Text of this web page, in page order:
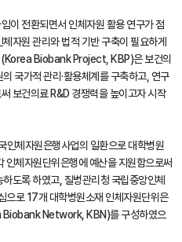
이 전환되면서 인체자원 활용 연구가 점
자원 관리와 법적 기반 구축이 필요하게
Biobank Project, KBP)은 보건의
국가적 관리·활용체계를 구축하고, 연구
보건의료 R&D 경쟁력을 높이고자 시작
체자원은행사업의 일환으로 대학병원
인체자원단위은행에 예산을 지원함으로써
도록 하였고, 질병관리청 국립중앙인체
으로 17개 대학병원소재 인체자원단위은
Biobank Network, KBN)를 구성하였으